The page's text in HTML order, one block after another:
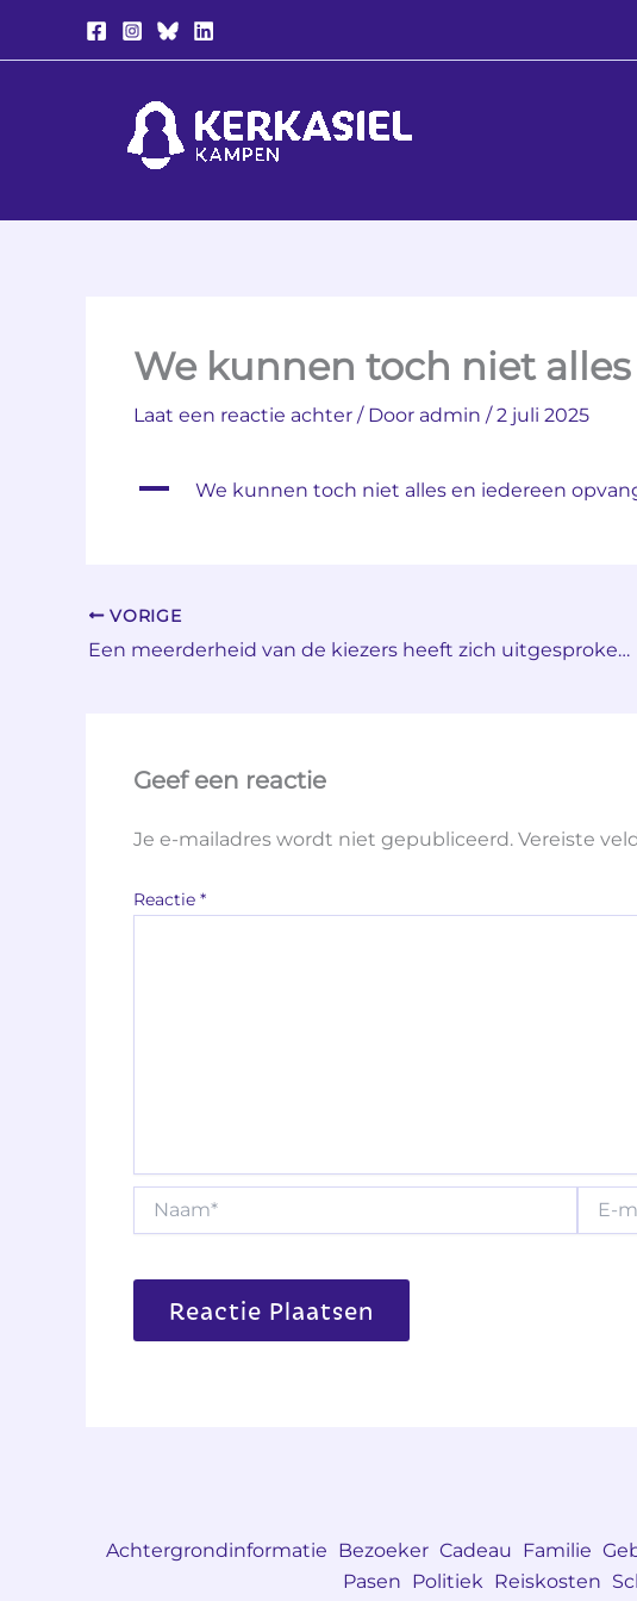
We kunnen toch niet
Laat een reactie achter / Door admin /2 juli 2025
A We kunnen toch niet alles en iedereen
VORIGE
Een meerderheid van de kiezers heeft zich uitgesproken voor minder vluchtelingen. Waarom gaat het kerkasiel in tegen de democratie?
Geef een reactie
Je e-mailadres wordt niet gepubliceerd. Vereiste
Reactie *
mail*
Achtergrondinformatie Bezoeker Cadeau Familie
Pasen Politiek Reiskosten